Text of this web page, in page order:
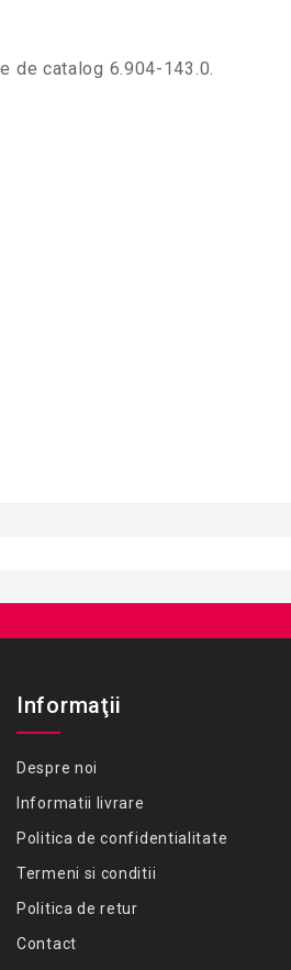
de catalog 6.904-143.0.
Informaţii
Despre noi
Informatii livrare
Politica de confidentialitate
Termeni si conditii
Politica de retur
Contact